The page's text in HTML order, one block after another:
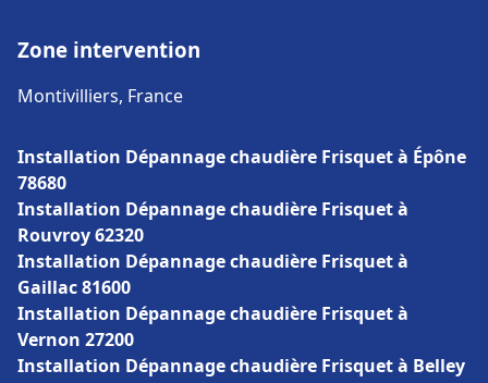
Zone intervention
Montivilliers, France
Installation Dépannage chaudière Frisquet à Épône
78680
Installation Dépannage chaudière Frisquet à
Rouvroy 62320
Installation Dépannage chaudière Frisquet à
Gaillac 81600
Installation Dépannage chaudière Frisquet à
Vernon 27200
Installation Dépannage chaudière Frisquet à Belley